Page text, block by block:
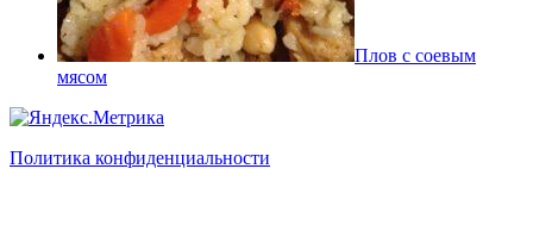
Плов с соевым
мясом
Политика конфиденциальности